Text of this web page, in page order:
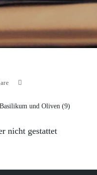
und Oliven (9)
nicht gestattet